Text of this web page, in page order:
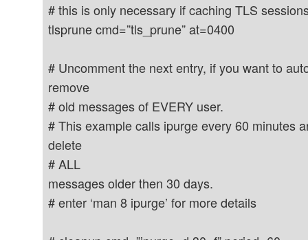
# this is only necessary if caching TLS
tlsprune cmd=”tls_prune” at=0400
# Uncomment the next entry, if you want to
remove
# old messages of EVERY user.
# This example calls ipurge every 60 minutes
delete
# ALL
messages older then 30 days.
# enter ‘man 8 ipurge’ for more details